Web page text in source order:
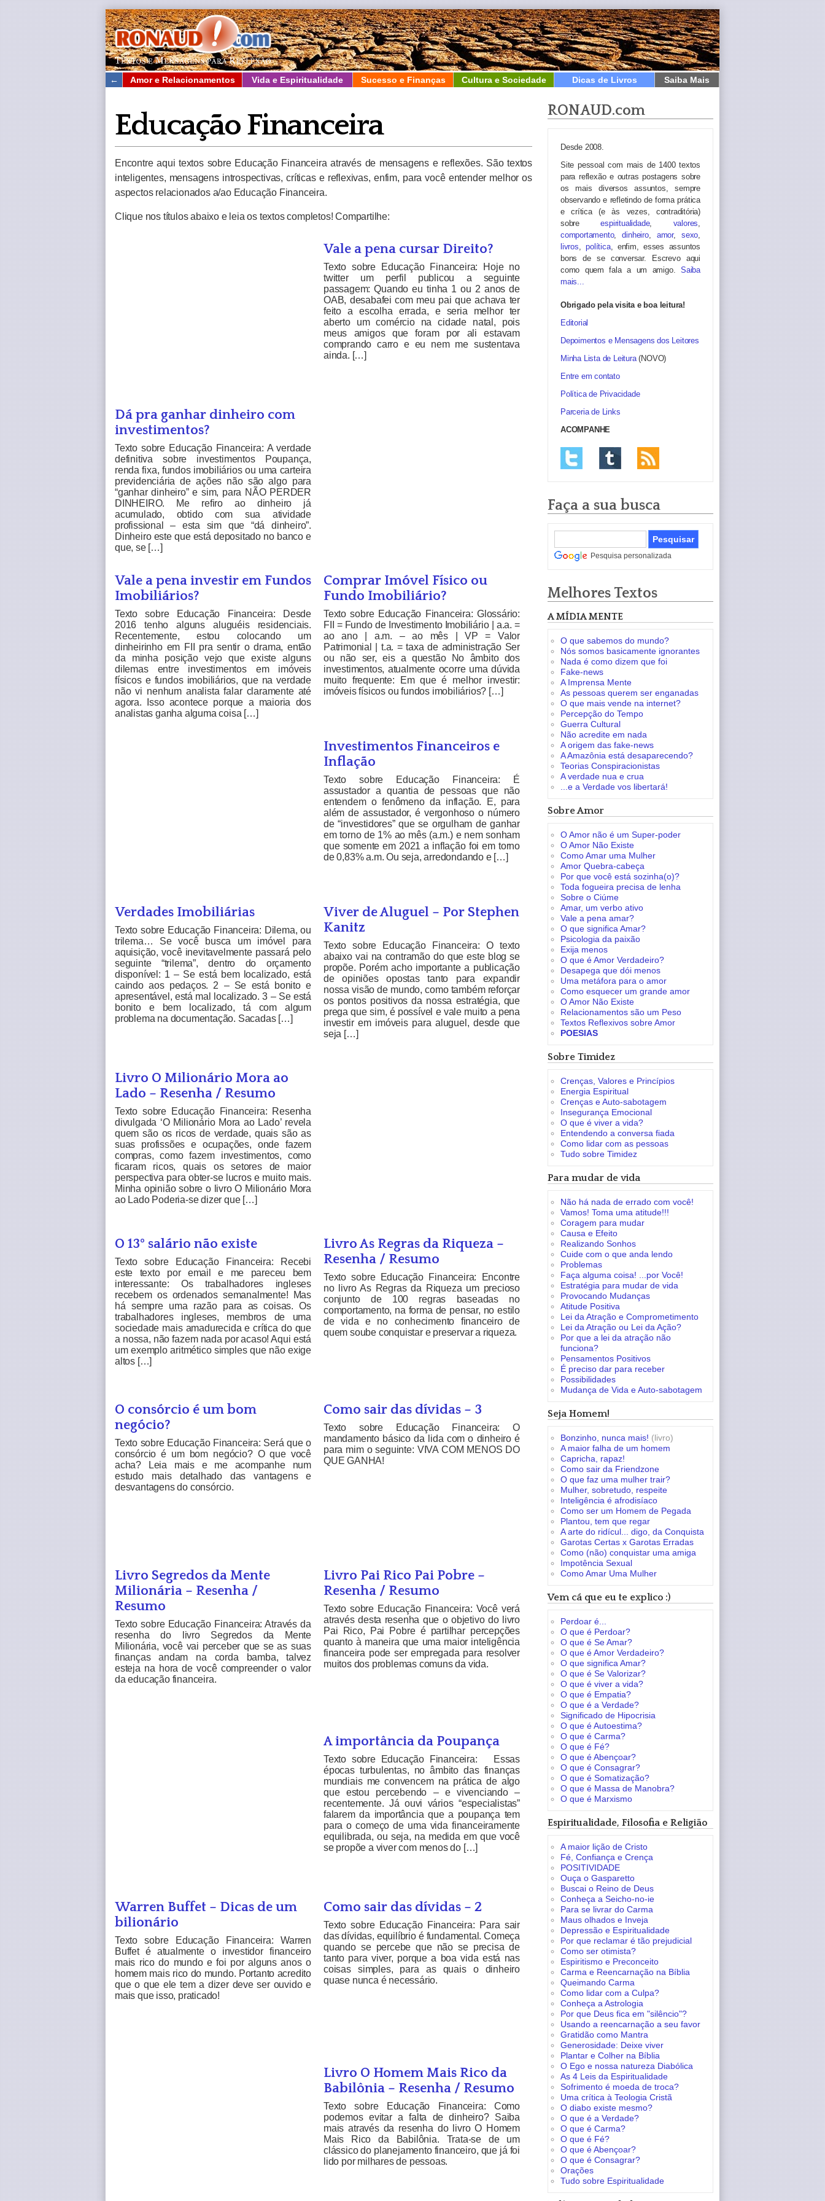
← Amor e Relacionamentos Vida e Espiritualidade Sucesso e Finanças Cultura e Sociedade Dicas de Livros Saiba Mais
Educação Financeira
Encontre aqui textos sobre Educação Financeira através de mensagens e reflexões. São textos
inteligentes, mensagens introspectivas, críticas e reflexivas, enfim, para você entender melhor os
aspectos relacionados a/ao Educação Financeira.
Clique nos títulos abaixo e leia os textos completos! Compartilhe:
Vale a pena cursar Direito?
Texto sobre Educação Financeira: Hoje no
twitter um perfil publicou a seguinte
passagem: Quando eu tinha 1 ou 2 anos de
OAB, desabafei com meu pai que achava ter
feito a escolha errada, e seria melhor ter
aberto um comércio na cidade natal, pois
meus amigos que foram por ali estavam
comprando carro e eu nem me sustentava
ainda. […]
Dá pra ganhar dinheiro com
investimentos?
Texto sobre Educação Financeira: A verdade
definitiva sobre investimentos Poupança,
renda fixa, fundos imobiliários ou uma carteira
previdenciária de ações não são algo para
“ganhar dinheiro” e sim, para NÃO PERDER
DINHEIRO. Me refiro ao dinheiro já
acumulado, obtido com sua atividade
profissional – esta sim que “dá dinheiro”.
Dinheiro este que está depositado no banco e
que, se […]
Vale a pena investir em Fundos
Imobiliários?
Texto sobre Educação Financeira: Desde
2016 tenho alguns aluguéis residenciais.
Recentemente, estou colocando um
dinheirinho em FII pra sentir o drama, então
da minha posição vejo que existe alguns
dilemas entre investimentos em imóveis
físicos e fundos imobiliários, que na verdade
não vi nenhum analista falar claramente até
agora. Isso acontece porque a maioria dos
analistas ganha alguma coisa […]
Comprar Imóvel Físico ou
Fundo Imobiliário?
Texto sobre Educação Financeira: Glossário:
FII = Fundo de Investimento Imobiliário | a.a. =
ao ano | a.m. – ao mês | VP = Valor
Patrimonial | t.a. = taxa de administração Ser
ou não ser, eis a questão No âmbito dos
investimentos, atualmente ocorre uma dúvida
muito frequente: Em que é melhor investir:
imóveis físicos ou fundos imobiliários? […]
Investimentos Financeiros e
Inflação
Texto sobre Educação Financeira: É
assustador a quantia de pessoas que não
entendem o fenômeno da inflação. E, para
além de assustador, é vergonhoso o número
de “investidores” que se orgulham de ganhar
em torno de 1% ao mês (a.m.) e nem sonham
que somente em 2021 a inflação foi em torno
de 0,83% a.m. Ou seja, arredondando e […]
Verdades Imobiliárias
Texto sobre Educação Financeira: Dilema, ou
trilema… Se você busca um imóvel para
aquisição, você inevitavelmente passará pelo
seguinte “trilema”, dentro do orçamento
disponível: 1 – Se está bem localizado, está
caindo aos pedaços. 2 – Se está bonito e
apresentável, está mal localizado. 3 – Se está
bonito e bem localizado, tá com algum
problema na documentação. Sacadas […]
Viver de Aluguel – Por Stephen
Kanitz
Texto sobre Educação Financeira: O texto
abaixo vai na contramão do que este blog se
propõe. Porém acho importante a publicação
de opiniões opostas tanto para expandir
nossa visão de mundo, como também reforçar
os pontos positivos da nossa estratégia, que
prega que sim, é possível e vale muito a pena
investir em imóveis para aluguel, desde que
seja […]
Livro O Milionário Mora ao
Lado – Resenha / Resumo
Texto sobre Educação Financeira: Resenha
divulgada ‘O Milionário Mora ao Lado’ revela
quem são os ricos de verdade, quais são as
suas profissões e ocupações, onde fazem
compras, como fazem investimentos, como
ficaram ricos, quais os setores de maior
perspectiva para obter-se lucros e muito mais.
Minha opinião sobre o livro O Milionário Mora
ao Lado Poderia-se dizer que […]
O 13º salário não existe
Texto sobre Educação Financeira: Recebi
este texto por email e me pareceu bem
interessante: Os trabalhadores ingleses
recebem os ordenados semanalmente! Mas
há sempre uma razão para as coisas. Os
trabalhadores ingleses, membros de uma
sociedade mais amadurecida e crítica do que
a nossa, não fazem nada por acaso! Aqui está
um exemplo aritmético simples que não exige
altos […]
Livro As Regras da Riqueza –
Resenha / Resumo
Texto sobre Educação Financeira: Encontre
no livro As Regras da Riqueza um precioso
conjunto de 100 regras baseadas no
comportamento, na forma de pensar, no estilo
de vida e no conhecimento financeiro de
quem soube conquistar e preservar a riqueza.
O consórcio é um bom
negócio?
Texto sobre Educação Financeira: Será que o
consórcio é um bom negócio? O que você
acha? Leia mais e me acompanhe num
estudo mais detalhado das vantagens e
desvantagens do consórcio.
Como sair das dívidas – 3
Texto sobre Educação Financeira: O
mandamento básico da lida com o dinheiro é
para mim o seguinte: VIVA COM MENOS DO
QUE GANHA!
Livro Segredos da Mente
Milionária – Resenha /
Resumo
Texto sobre Educação Financeira: Através da
resenha do livro Segredos da Mente
Milionária, você vai perceber que se as suas
finanças andam na corda bamba, talvez
esteja na hora de você compreender o valor
da educação financeira.
Livro Pai Rico Pai Pobre –
Resenha / Resumo
Texto sobre Educação Financeira: Você verá
através desta resenha que o objetivo do livro
Pai Rico, Pai Pobre é partilhar percepções
quanto à maneira que uma maior inteligência
financeira pode ser empregada para resolver
muitos dos problemas comuns da vida.
A importância da Poupança
Texto sobre Educação Financeira: Essas
épocas turbulentas, no âmbito das finanças
mundiais me convencem na prática de algo
que estou percebendo – e vivenciando –
recentemente. Já ouvi vários “especialistas”
falarem da importância que a poupança tem
para o começo de uma vida financeiramente
equilibrada, ou seja, na medida em que você
se propõe a viver com menos do […]
Warren Buffet – Dicas de um
bilionário
Texto sobre Educação Financeira: Warren
Buffet é atualmente o investidor financeiro
mais rico do mundo e foi por alguns anos o
homem mais rico do mundo. Portanto acredito
que o que ele tem a dizer deve ser ouvido e
mais que isso, praticado!
Como sair das dívidas – 2
Texto sobre Educação Financeira: Para sair
das dívidas, equilíbrio é fundamental. Começa
quando se percebe que não se precisa de
tanto para viver, porque a boa vida está nas
coisas simples, para as quais o dinheiro
quase nunca é necessário.
Livro O Homem Mais Rico da
Babilônia – Resenha / Resumo
Texto sobre Educação Financeira: Como
podemos evitar a falta de dinheiro? Saiba
mais através da resenha do livro O Homem
Mais Rico da Babilônia. Trata-se de um
clássico do planejamento financeiro, que já foi
lido por milhares de pessoas.
RONAUD.com
Desde 2008.
Site pessoal com mais de 1400 textos
para reflexão e outras postagens sobre
os mais diversos assuntos, sempre
observando e refletindo de forma prática
e crítica (e às vezes, contraditória)
sobreespiritualidade, valores,
comportamento,dinheiro, amor, sexo,
livros,política, enfim, esses assuntos
bons de se conversar. Escrevo aqui
como quem fala a um amigo. Saiba
mais...
Obrigado pela visita e boa leitura!
Editorial
Depoimentos e Mensagens dos Leitores
Minha Lista de Leitura(NOVO)
Entre em contato
Política de Privacidade
Parceria de Links
ACOMPANHE
Faça a sua busca
Pesquisa personalizada
Melhores Textos
A MÍDIA MENTE
O que sabemos do mundo?
Nós somos basicamente ignorantes
Nada é como dizem que foi
Fake-news
A Imprensa Mente
As pessoas querem ser enganadas
O que mais vende na internet?
Percepção do Tempo
Guerra Cultural
Não acredite em nada
A origem das fake-news
A Amazônia está desaparecendo?
Teorias Conspiracionistas
A verdade nua e crua
...e a Verdade vos libertará!
Sobre Amor
O Amor não é um Super-poder
O Amor Não Existe
Como Amar uma Mulher
Amor Quebra-cabeça
Por que você está sozinha(o)?
Toda fogueira precisa de lenha
Sobre o Ciúme
Amar, um verbo ativo
Vale a pena amar?
O que significa Amar?
Psicologia da paixão
Exija menos
O que é Amor Verdadeiro?
Desapega que dói menos
Uma metáfora para o amor
Como esquecer um grande amor
O Amor Não Existe
Relacionamentos são um Peso
Textos Reflexivos sobre Amor
POESIAS
Sobre Timidez
Crenças, Valores e Princípios
Energia Espiritual
Crenças e Auto-sabotagem
Insegurança Emocional
O que é viver a vida?
Entendendo a conversa fiada
Como lidar com as pessoas
Tudo sobre Timidez
Para mudar de vida
Não há nada de errado com você!
Vamos! Toma uma atitude!!!
Coragem para mudar
Causa e Efeito
Realizando Sonhos
Cuide com o que anda lendo
Problemas
Faça alguma coisa! ...por Você!
Estratégia para mudar de vida
Provocando Mudanças
Atitude Positiva
Lei da Atração e Comprometimento
Lei da Atração ou Lei da Ação?
Por que a lei da atração não
funciona?
Pensamentos Positivos
É preciso dar para receber
Possibilidades
Mudança de Vida e Auto-sabotagem
Seja Homem!
Bonzinho, nunca mais! (livro)
A maior falha de um homem
Capricha, rapaz!
Como sair da Friendzone
O que faz uma mulher trair?
Mulher, sobretudo, respeite
Inteligência é afrodisíaco
Como ser um Homem de Pegada
Plantou, tem que regar
A arte do ridícul... digo, da Conquista
Garotas Certas x Garotas Erradas
Como (não) conquistar uma amiga
Impotência Sexual
Como Amar Uma Mulher
Vem cá que eu te explico :)
Perdoar é...
O que é Perdoar?
O que é Se Amar?
O que é Amor Verdadeiro?
O que significa Amar?
O que é Se Valorizar?
O que é viver a vida?
O que é Empatia?
O que é a Verdade?
Significado de Hipocrisia
O que é Autoestima?
O que é Carma?
O que é Fé?
O que é Abençoar?
O que é Consagrar?
O que é Somatização?
O que é Massa de Manobra?
O que é Marxismo
Espiritualidade, Filosofia e Religião
A maior lição de Cristo
Fé, Confiança e Crença
POSITIVIDADE
Ouça o Gasparetto
Buscai o Reino de Deus
Conheça a Seicho-no-ie
Para se livrar do Carma
Maus olhados e Inveja
Depressão e Espiritualidade
Por que reclamar é tão prejudicial
Como ser otimista?
Espiritismo e Preconceito
Carma e Reencarnação na Bíblia
Queimando Carma
Como lidar com a Culpa?
Conheça a Astrologia
Por que Deus fica em "silêncio"?
Usando a reencarnação a seu favor
Gratidão como Mantra
Generosidade: Deixe viver
Plantar e Colher na Bíblia
O Ego e nossa natureza Diabólica
As 4 Leis da Espiritualidade
Sofrimento é moeda de troca?
Uma crítica à Teologia Cristã
O diabo existe mesmo?
O que é a Verdade?
O que é Carma?
O que é Fé?
O que é Abençoar?
O que é Consagrar?
Orações
Tudo sobre Espiritualidade